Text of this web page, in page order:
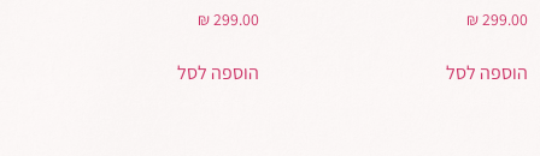
₪299.00
הוספה לסל
₪299.00
הוספה לסל